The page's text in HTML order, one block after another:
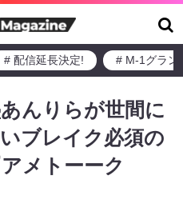
# 配信延長決定! # M-1グラン
んりらが世間に
ブレイク必須の
メトーーク